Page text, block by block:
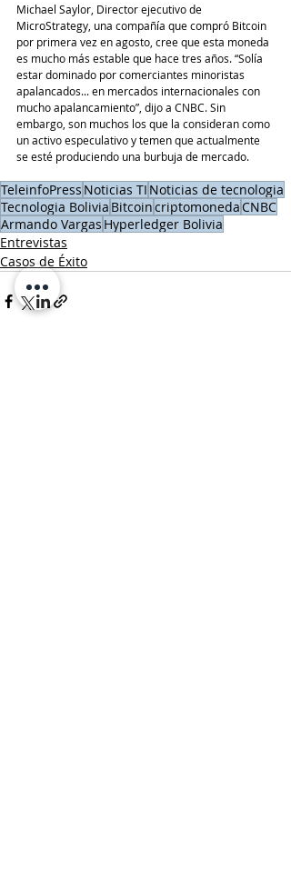
Michael Saylor, Director ejecutivo de
MicroStrategy, una compañía que compró Bitcoin
por primera vez en agosto, cree que esta moneda
es mucho más estable que hace tres años. “Solía ​​
estar dominado por comerciantes minoristas
apalancados... en mercados internacionales con
mucho apalancamiento”, dijo a CNBC. Sin
embargo, son muchos los que la consideran como
un activo especulativo y temen que actualmente
se esté produciendo una burbuja de mercado.
TeleinfoPress Noticias TI Noticias de tecnologia
Tecnologia Bolivia BitcoincriptomonedaCNBC
Armando Vargas Hyperledger Bolivia
Entrevistas
Casos de Éxito